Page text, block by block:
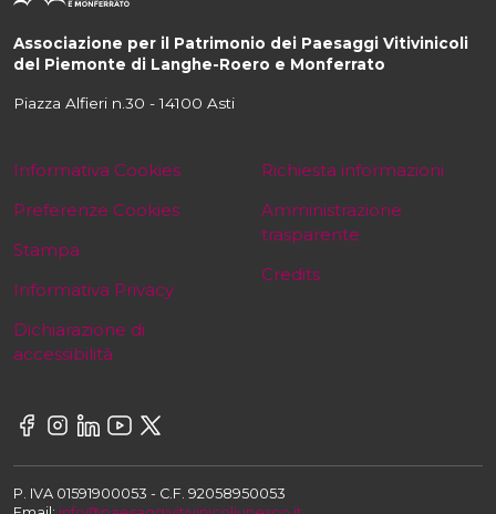
Associazione per il Patrimonio dei Paesaggi Vitivinicoli
del Piemonte di Langhe-Roero e Monferrato
Piazza Alfieri n.30 - 14100 Asti
Informativa Cookies
Preferenze Cookies
Stampa
Informativa Privacy
Dichiarazione di
accessibilità
Richiesta informazioni
Amministrazione
trasparente
Credits
P. IVA 01591900053 - C.F. 92058950053